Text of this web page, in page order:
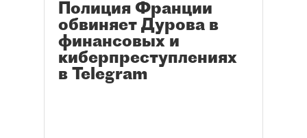
Полиция Франции
обвиняет Дурова в
финансовых и
киберпреступлениях
в Telegram